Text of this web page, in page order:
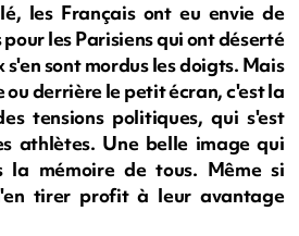
les Français ont eu envie de
les Parisiens qui ont déserté
sont mordus les doigts. Mais
ou derrière le petit écran, c'est la
tensions politiques, qui s'est
athlètes. Une belle image qui
la mémoire de tous. Même si
tirer profit à leur avantage